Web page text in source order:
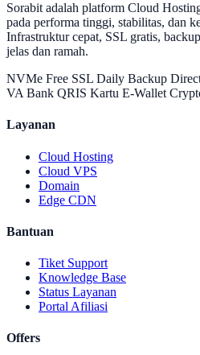
Sorabit adalah platform Cloud
pada performa tinggi, stabilitas, dan
Infrastruktur cepat, SSL gratis,
jelas dan ramah.
NVMe Free SSL Daily Backup
VA Bank QRIS Kartu E-Wallet
Layanan
Cloud Hosting
Cloud VPS
Domain
Edge CDN
Bantuan
Tiket Support
Knowledge Base
Status Layanan
Portal Afiliasi
Offers